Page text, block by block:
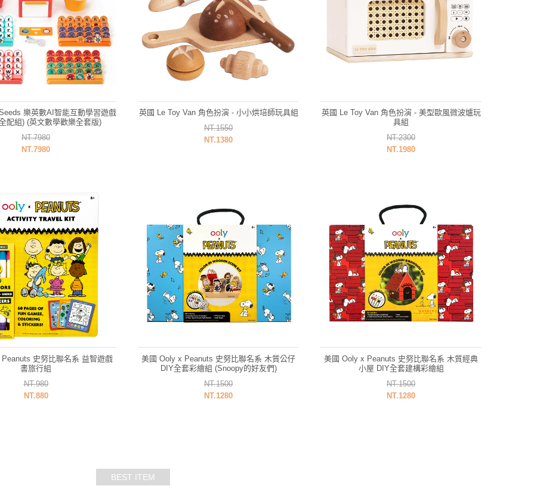
樂英數AI智能互動學習遊戲
配組) (英文數學歡樂全套版)
NT.7980
NT.7980
英國 Le Toy Van 角色扮演 - 小小烘培師玩具組
NT.1550
NT.1380
英國 Le Toy Van 角色扮演 - 美型歐風微波爐玩
具組
NT.2300
NT.1980
史努比聯名系 益智遊戲
書旅行組
NT.980
NT.880
美國 Ooly x Peanuts 史努比聯名系 木質公仔
DIY全套彩繪組 (Snoopy的好友們)
NT.1500
NT.1280
美國 Ooly x Peanuts 史努比聯名系 木質經典
小屋 DIY全套建構彩繪組
NT.1500
NT.1280
BEST ITEM